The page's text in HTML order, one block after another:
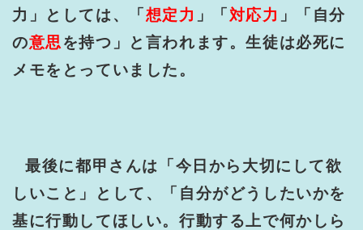
力」としては、「想定力 」「対応力 」「自分
の意思を持つ」と言われます。生徒は必死に
メモをとっていました。
最後に都甲さんは「今日から大切にして欲
しいこと」として、「自分がどうしたいかを
基に行動してほしい。行動する上で何かしら